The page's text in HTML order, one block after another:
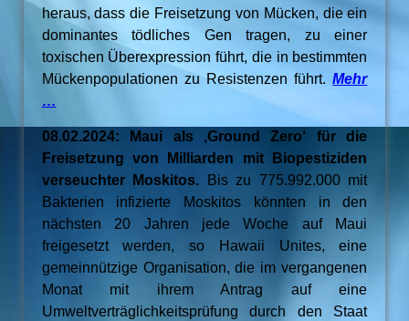
heraus, dass die Freisetzung von Mücken, die ein
dominantes tödliches Gen tragen, zu einer
toxischen Überexpression führt, die in bestimmten
Mückenpopulationen zu Resistenzen führt.Mehr
…
08.02.2024: Maui als ‚Ground Zero‘ für die
Freisetzung von Milliarden mit Biopestiziden
verseuchter Moskitos. Bis zu 775.992.000 mit
Bakterien infizierte Moskitos könnten in den
nächsten 20 Jahren jede Woche auf Maui
freigesetzt werden, so Hawaii Unites, eine
gemeinnützige Organisation, die im vergangenen
Monat mit ihrem Antrag auf eine
Umweltverträglichkeitsprüfung durch den Staat